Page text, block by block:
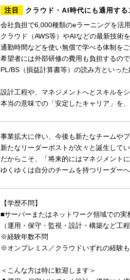
注目
クラウド・AI時代にも通用す
会社負担で6,000種類のeラーニングを活用
クラウド（AWS等）やAIなどの最新技術を
通勤時間などを使い無償で学べる体制をご
希望者には外部研修の費用も負担するので
PL/BS（損益計算書等）の読み方といっ
設計工程や、マネジメントへとスキルをシ
本当の意味での「安定したキャリア」を
事業拡大に伴い、今後も新たなチームや
新たなリーダーポストが次々と誕生してい
だからこそ、「将来的にはマネジメント
ゆくゆくは自分のチームを持つリーダー
【学歴不問】
■サーバーまたはネットワーク領域での実
（運用・保守・監視・設計・構築など工程
※経験年数不問
※オンプレミス／クラウドいずれの経験
＜こんな方は特に歓迎します＞